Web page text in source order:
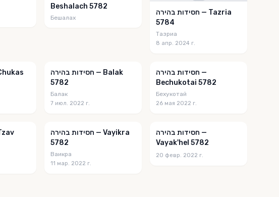
Beshalach 5782
Бешалах
חסידות בהירה — Tazria
5784
Тазриа
8 апр. 2024 г.
חסידות בהירה — Balak
5782
Балак
7 июл. 2022 г.
חסידות בהירה —
Bechukotai 5782
Бехукотай
26 мая 2022 г.
חסידות בהירה — Vayikra
5782
Ваикра
11 мар. 2022 г.
חסידות בהירה —
Vayak'hel 5782
20 февр. 2022 г.